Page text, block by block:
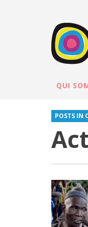
QUI
POSTS IN